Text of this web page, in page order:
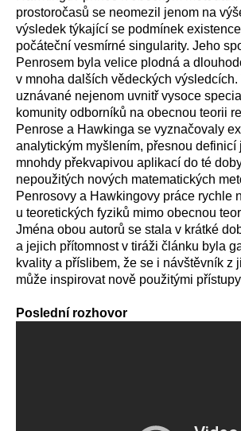
prostoročasů se neomezil jenom na
výsledek týkající se podmínek
počáteční vesmírné singularity. Jeho
Penrosem byla velice plodná a
v mnoha dalších vědeckých výsledcích.
uznávané nejenom uvnitř vysoce
komunity odborníků na obecnou teorii
Penrose a Hawkinga se vyznačovaly
analytickým myšlením, přesnou definicí
mnohdy překvapivou aplikací do té
nepoužitých nových matematických
Penrosovy a Hawkingovy práce rychle
u teoretických fyziků mimo obecnou
Jména obou autorů se stala v krátké
a jejich přítomnost v tiráži článku byla
kvality a příslibem, že se i návštěvník z
může inspirovat nově použitými
Poslední rozhovor